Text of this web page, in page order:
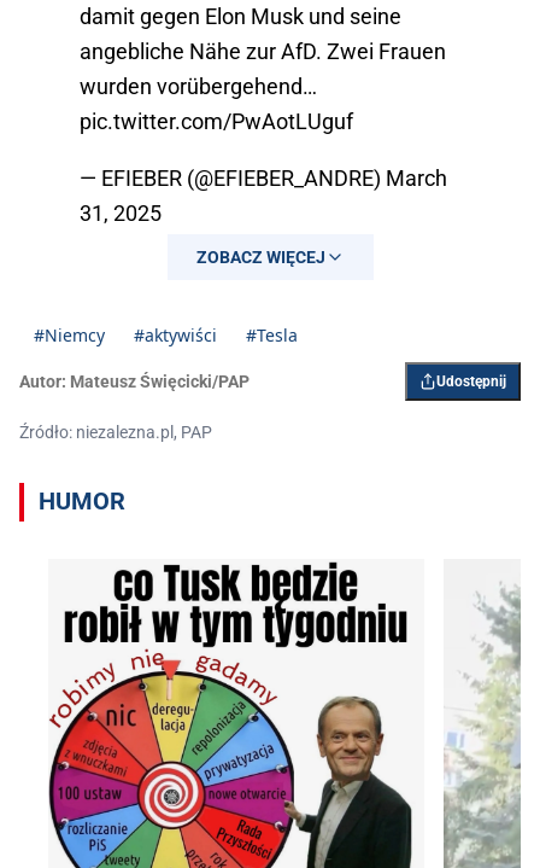
damit gegen Elon Musk und seine
angebliche Nähe zur AfD. Zwei Frauen
wurden vorübergehend…
pic.twitter.com/PwAotLUguf
— EFIEBER (@EFIEBER_ANDRE) March
31, 2025
ZOBACZ WIĘCEJ
#Niemcy #aktywiści #Tesla
Autor: Mateusz Święcicki/PAP Udostępnij
Źródło: niezalezna.pl, PAP
HUMOR